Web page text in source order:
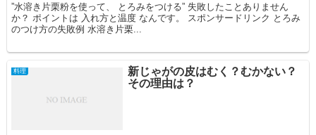
”水溶き片栗粉を使って、 とろみをつける” 失敗したことありません
か？ ポイントは 入れ方と温度 なんです。 スポンサードリンク とろみ
のつけ方の失敗例 水溶き片栗...
料理
新じゃがの皮はむく？むかない？
その理由は？